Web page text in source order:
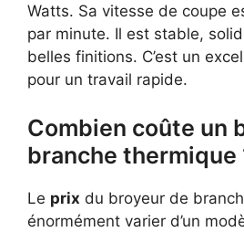
Watts. Sa vitesse de coupe
par minute. Il est stable,
belles finitions. C’est un
pour un travail rapide.
Combien coûte un
branche thermique
Le prix du broyeur de
énormément varier d’un